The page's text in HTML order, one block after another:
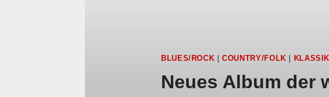
BLUES/ROCK |COUNTRY/FOLK
Neues Album der